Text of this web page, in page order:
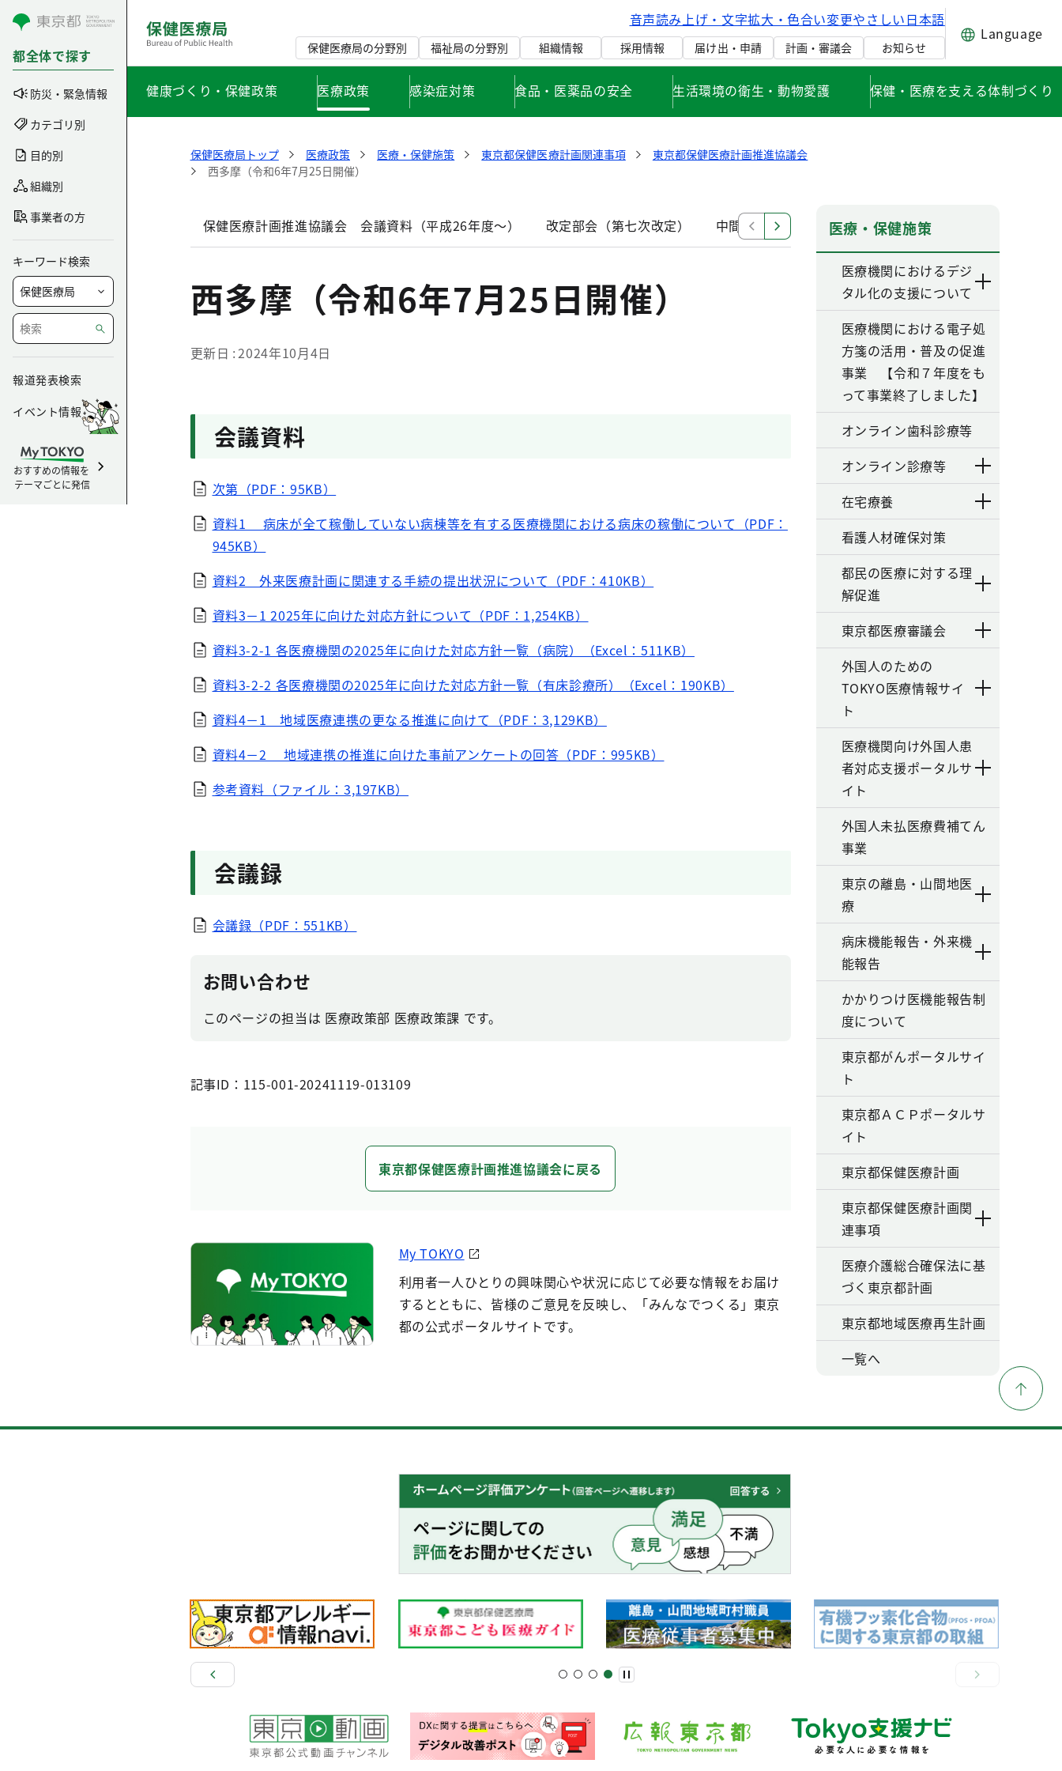
コンテンツにスキップ
都全体で探す
防災・緊急情報
カテゴリ別
目的別
組織別
事業者の方
キーワード検索
報道発表検索
イベント情報
おすすめの情報を
テーマごとに発信
音声読み上げ・文字拡大・色合い変更やさしい日本語
保健医療局の分野別 福祉局の分野別 組織情報 採用情報 届け出・申請 計画・審議会 お知らせ
Language
健康づくり・保健政策 医療政策 感染症対策 食品・医薬品の安全 生活環境の衛生・動物愛護 保健・医療を支える体制づくり
保健医療局トップ 医療政策 医療・保健施策 東京都保健医療計画関連事項
東京都保健医療計画推進協議会
西多摩（令和6年7月25日開催）
保健医療計画推進協議会 会議資料（平成26年度～） 改定部会（第七次改定） 中間見直し検討部会 改定部会（第六次改定）
西多摩（令和6年7月25日開催）
更新日 2024年10月4日
会議資料
次第（PDF：95KB）
資料1 病床が全て稼働していない病棟等を有する医療機関における病床の稼働について（PDF：
945KB）
資料2 外来医療計画に関連する手続の提出状況について（PDF：410KB）
資料3－1 2025年に向けた対応方針について（PDF：1,254KB）
資料3-2-1 各医療機関の2025年に向けた対応方針一覧（病院）（Excel：511KB）
資料3-2-2 各医療機関の2025年に向けた対応方針一覧（有床診療所）（Excel：190KB）
資料4－1 地域医療連携の更なる推進に向けて（PDF：3,129KB）
資料4－2 地域連携の推進に向けた事前アンケートの回答（PDF：995KB）
参考資料（ファイル：3,197KB）
会議録
会議録（PDF：551KB）
お問い合わせ
このページの担当は 医療政策部 医療政策課 です。
記事ID：115-001-20241119-013109
東京都保健医療計画推進協議会に戻る
My TOKYO
利用者一人ひとりの興味関心や状況に応じて必要な情報をお届け
するとともに、皆様のご意見を反映し、「みんなでつくる」東京
都の公式ポータルサイトです。
医療・保健施策
医療機関におけるデジ
タル化の支援について
医療機関における電子処
方箋の活用・普及の促進
事業 【令和７年度をも
って事業終了しました】
オンライン歯科診療等
オンライン診療等
在宅療養
看護人材確保対策
都民の医療に対する理
解促進
東京都医療審議会
外国人のための
TOKYO医療情報サイ
ト
医療機関向け外国人患
者対応支援ポータルサ
イト
外国人未払医療費補てん
事業
東京の離島・山間地医
療
病床機能報告・外来機
能報告
かかりつけ医機能報告制
度について
東京都がんポータルサイ
ト
東京都ＡＣＰポータルサ
イト
東京都保健医療計画
東京都保健医療計画関
連事項
医療介護総合確保法に基
づく東京都計画
東京都地域医療再生計画
一覧へ